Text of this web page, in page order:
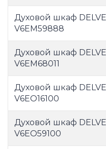
Духовой шкаф
V6EM59888
Духовой шкаф
V6EM68011
Духовой шкаф
V6EO16100
Духовой шкаф
V6EO59100